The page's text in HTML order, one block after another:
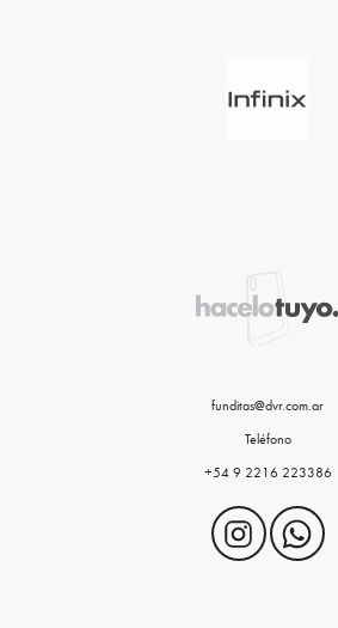
funditas@dvr.com.ar
Teléfono
+54 9 2216 223386